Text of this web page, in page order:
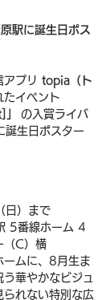
駅に誕生日ポス
アプリ topia（ト
たイベント
の入賞ライバ
誕生日ポスター
日）まで
5番線ホーム 4
（C）横
ームに、8月生ま
華やかなビジュ
られない特別な広